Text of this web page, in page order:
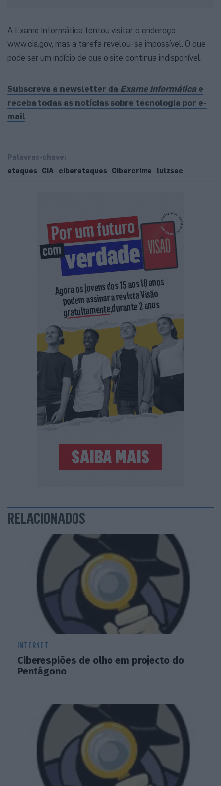
A Exame Informática tentou visitar o endereço
www.cia.gov, mas a tarefa revelou-se impossível. O que
pode ser um indício de que o site continua indisponível.
Subscreva a newsletter da Exame Informáticae
receba todas as notícias sobre tecnologia por e-
mail
Palavras-chave:
ataques
CIA ciberataques Cibercrime lulzsec
RELACIONADOS
INTERNET
Ciberespiões de olho em projecto do
Pentágono